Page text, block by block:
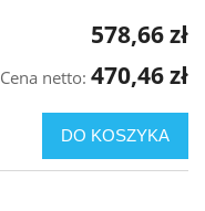
578,66 zł
Cena netto: 470,46 zł
DO KOSZYKA